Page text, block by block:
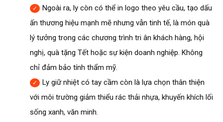
Ngoài ra, ly còn có thể in logo theo yêu cầu, tạo dấu
ấn thương hiệu mạnh mẽ nhưng vẫn tinh tế, là món quà
lý tưởng trong các chương trình tri ân khách hàng, hội
nghị, quà tặng Tết hoặc sự kiện doanh nghiệp. Không
chỉ đảm bảo tính thẩm mỹ.
Ly giữ nhiệt có tay cầm còn là lựa chọn thân thiện
với môi trường giảm thiểu rác thải nhựa, khuyến khích lối
sống xanh, văn minh.